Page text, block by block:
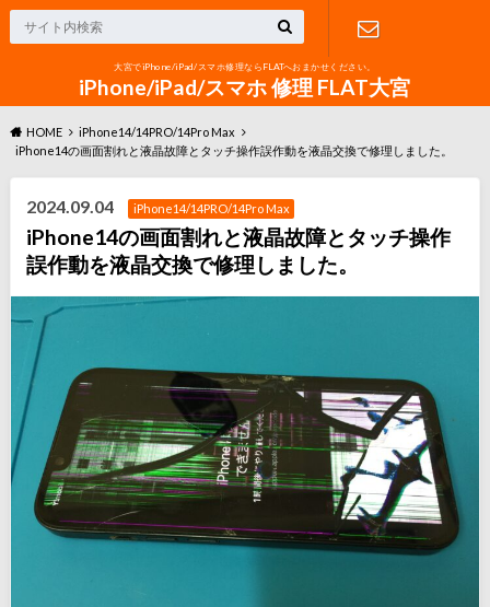
大宮でiPhone/iPad/スマホ修理ならFLATへおまかせください。
iPhone/iPad/スマホ 修理 FLAT大宮
お問い合わ
HOME
iPhone14/14PRO/14Pro Max
iPhone14の画面割れと液晶故障とタッチ操作誤作動を液晶交換で修理しました。
2024.09.04 iPhone14/14PRO/14Pro Max
iPhone14の画面割れと液晶故障とタッチ操作
誤作動を液晶交換で修理しました。